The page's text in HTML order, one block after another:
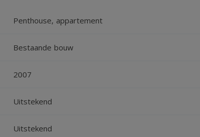
Penthouse, appartement
Bestaande bouw
2007
Uitstekend
Uitstekend